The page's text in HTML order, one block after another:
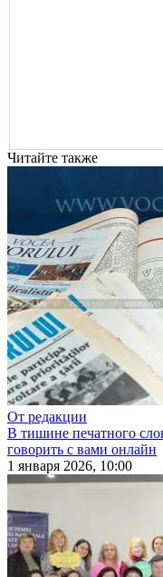
Читайте также
От редакции
В тишине печатного
говорить с вами онлайн
1 января 2026, 10:00